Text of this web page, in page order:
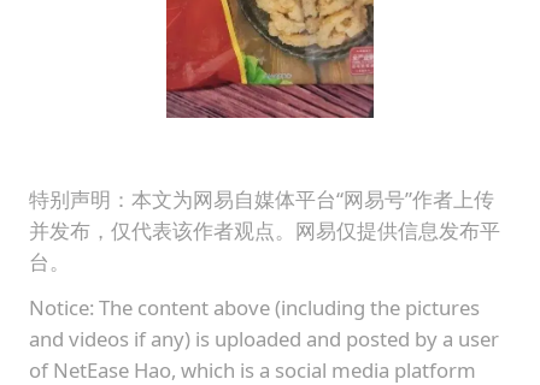
特别声明：本文为网易自媒体平台“网易号”作者上传
并发布，仅代表该作者观点。网易仅提供信息发布平
台。
Notice: The content above (including the pictures
and videos if any) is uploaded and posted by a user
of NetEase Hao, which is a social media platform